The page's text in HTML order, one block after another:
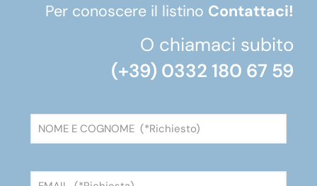
Per conoscere il listino Contattaci!
O chiamaci subito
(+39) 0332 180 67 59